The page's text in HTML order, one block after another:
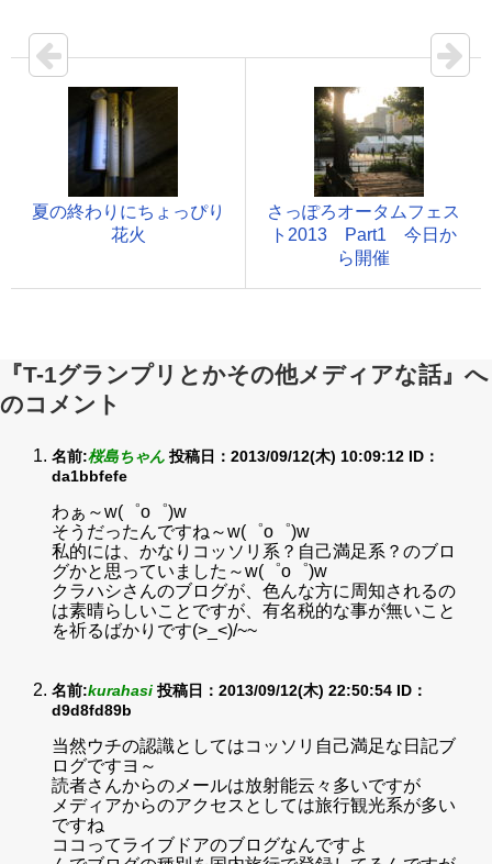
夏の終わりにちょっぴり
花火
さっぽろオータムフェス
ト2013 Part1 今日か
ら開催
『T-1グランプリとかその他メディアな話』へ
のコメント
名前:桜島ちゃん 投稿日：2013/09/12(木) 10:09:12 ID：
da1bbfefe
わぁ～w(゜o゜)w
そうだったんですね～w(゜o゜)w
私的には、かなりコッソリ系？自己満足系？のブロ
グかと思っていました～w(゜o゜)w
クラハシさんのブログが、色んな方に周知されるの
は素晴らしいことですが、有名税的な事が無いこと
を祈るばかりです(>_<)/~~
名前:kurahasi 投稿日：2013/09/12(木) 22:50:54 ID：
d9d8fd89b
当然ウチの認識としてはコッソリ自己満足な日記ブ
ログですヨ～
読者さんからのメールは放射能云々多いですが
メディアからのアクセスとしては旅行観光系が多い
ですね
ココってライブドアのブログなんですよ